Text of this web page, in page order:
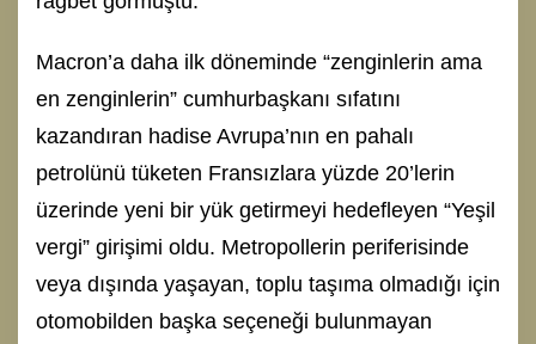
Macron’a daha ilk döneminde “zenginlerin ama
en zenginlerin” cumhurbaşkanı sıfatını
kazandıran hadise Avrupa’nın en pahalı
petrolünü tüketen Fransızlara yüzde 20’lerin
üzerinde yeni bir yük getirmeyi hedefleyen “Yeşil
vergi” girişimi oldu. Metropollerin periferisinde
veya dışında yaşayan, toplu taşıma olmadığı için
otomobilden başka seçeneği bulunmayan